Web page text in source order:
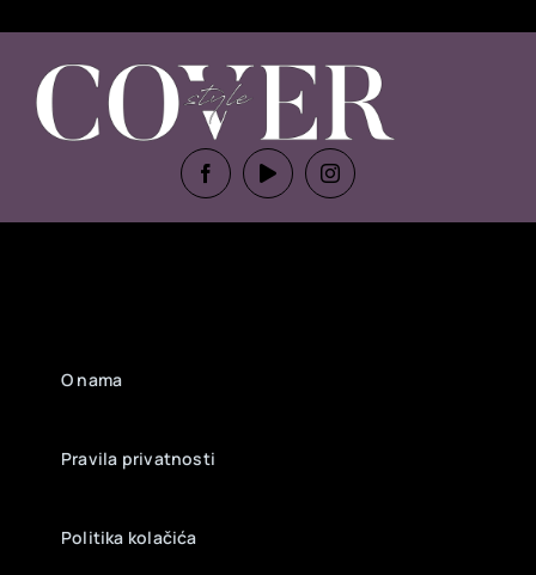
O nama
Pravila privatnosti
Politika kolačića